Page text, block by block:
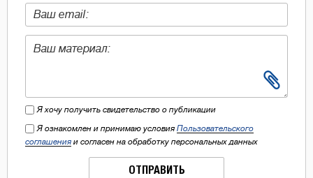
Я хочу получить свидетельство о публикации
Я ознакомлен и принимаю условия Пользовательского
соглашения и согласен на обработку персональных данных
ОТПРАВИТЬ